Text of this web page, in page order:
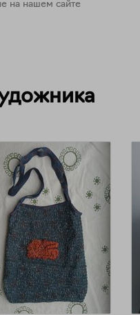
на нашем сайте